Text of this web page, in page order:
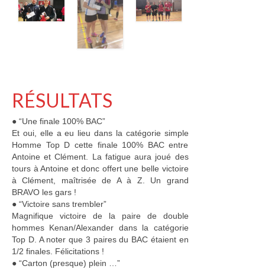
Passage de Plumes (Pass’Bad)
Tournois
Stages
Sport Santé
Calendrier
Inscriptions
Formations et bénévoles
Formations d’Officiel Technique
RÉSULTATS
● “Une finale 100% BAC”
Et oui, elle a eu lieu dans la catégorie simple
Homme Top D cette finale 100% BAC entre
Antoine et Clément. La fatigue aura joué des
tours à Antoine et donc offert une belle victoire
à Clément, maîtrisée de A à Z. Un grand
BRAVO les gars !
● “Victoire sans trembler”
Magnifique victoire de la paire de double
hommes Kenan/Alexander dans la catégorie
Top D. A noter que 3 paires du BAC étaient en
1/2 finales. Félicitations !
● “Carton (presque) plein …”